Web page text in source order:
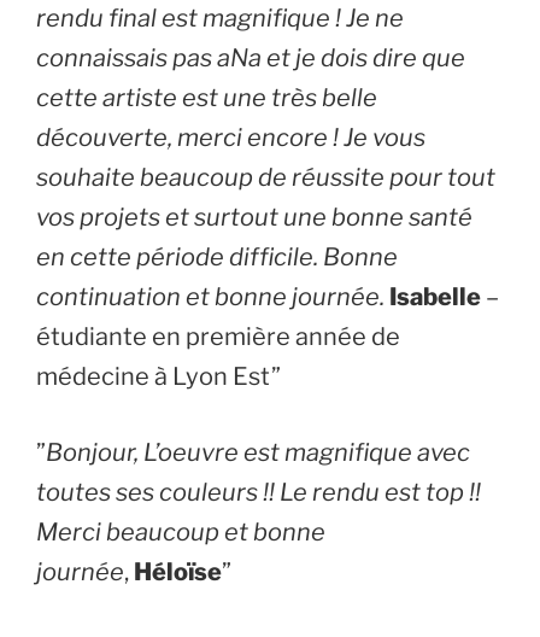
rendu final est magnifique ! Je ne
connaissais pas aNa et je dois dire que
cette artiste est une très belle
découverte, merci encore ! Je vous
souhaite beaucoup de réussite pour tout
vos projets et surtout une bonne santé
en cette période difficile. Bonne
continuation et bonne journée. Isabelle –
étudiante en première année de
médecine à Lyon Est”
​”Bonjour, L’oeuvre est magnifique avec
toutes ses couleurs !! Le rendu est top !!
Merci beaucoup et bonne
journée, Héloïse”